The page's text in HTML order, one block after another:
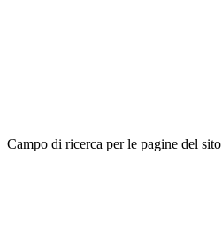
Campo di ricerca per le pagine del sito